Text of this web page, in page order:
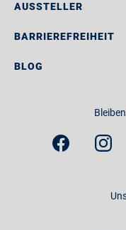
AUSSTELLER
BARRIEREFREIHEIT
BLOG